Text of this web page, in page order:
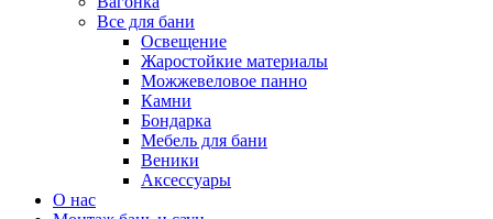
Все для бани
Освещение
Жаростойкие материалы
Можжевеловое панно
Камни
Бондарка
Мебель для бани
Веники
Аксессуары
О нас